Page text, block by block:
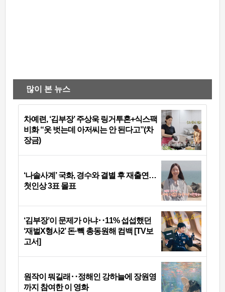
많이 본 뉴스
차예련, ‘김부장’ 주상욱 링거투혼+식스팩
비화 “옷 벗는데 아저씨는 안 된다고”(차
장금)
‘나솔사계’ 국화, 경수와 결별 후 재출연…
첫인상 3표 몰표
‘김부장’이 문제가 아냐‥11% 섭섭했던
‘재벌X형사2’ 돈·빽 총동원해 컴백 [TV보
고서]
원작이 뭐길래‥정해인 강하늘에 장원영
까지 참여한 이 영화